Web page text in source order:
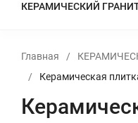
КЕРАМИЧЕСКИЙ
Главная /
/
Керамическая